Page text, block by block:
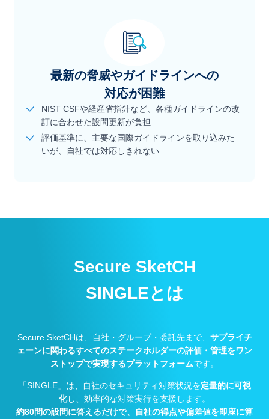
最新の脅威やガイドラインへの
対応が困難
NIST CSFや経産省指針など、各種ガイドラインの改
訂に合わせた設問更新が負担
評価基準に、主要な国際ガイドラインを取り込みた
いが、自社では対応しきれない
Secure SketCH
SINGLEとは
Secure SketCHは、自社・グループ・委託先まで、 サプライチ
ェーンに関わるすべてのステークホルダーの評価・管理をワン
ストップで実現するプラットフォームです。
「SINGLE」は、自社のセキュリティ対策状況を定量的に可視
化し、効率的な対策実行を支援します。
約80問の設問に答えるだけで、自社の得点や偏差値を即座に算